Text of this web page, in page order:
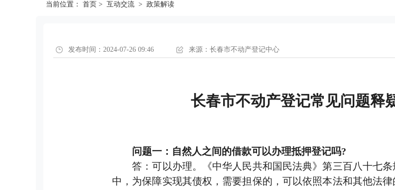
当前位置： 首页 > 互动交流 > 政策解读
发布时间：2024-07-26 09:46 来源：长春市不动产登记中心
长春市不动产登记常见问题释
问题一：自然人之间的借款可以办理抵押登记吗?
答：可以办理。《中华人民共和国民法典》第三百八十七条
中，为保障实现其债权，需要担保的，可以依照本法和其他法